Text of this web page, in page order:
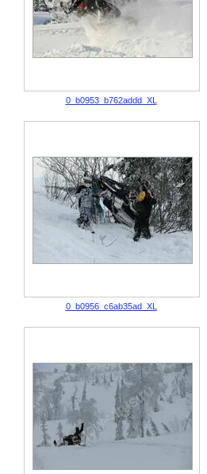
0_b0953_b762addd_XL
0_b0956_c6ab35ad_XL